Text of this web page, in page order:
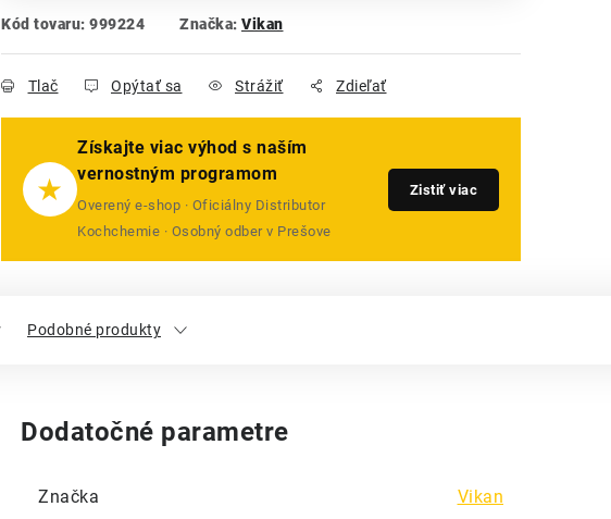
Kód tovaru: 999224 Značka: Vikan
Tlač Opýtať sa Strážiť Zdieľať
★
Získajte viac výhod s naším
vernostným programom
Overený e-shop · Oficiálny Distributor
Kochchemie · Osobný odber v Prešove
Zistiť viac
Podobné produkty
Dodatočné parametre
Značka Vikan